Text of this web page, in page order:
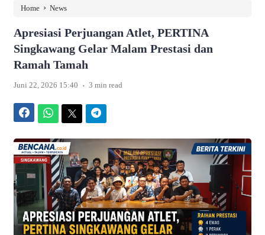
Home › News
Apresiasi Perjuangan Atlet, PERTINA
Singkawang Gelar Malam Prestasi dan
Ramah Tamah
Juni 22, 2026 15:40 . 3 min read